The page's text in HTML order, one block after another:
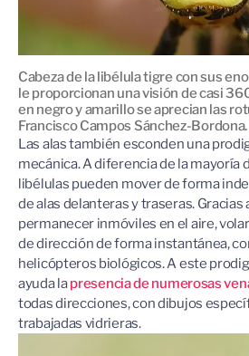
Cabeza de la libélula tigre con sus
le proporcionan una visión de casi
en negro y amarillo se aprecian las
Francisco Campos Sánchez-Bordona.
Las alas también esconden una
mecánica. A diferencia de la mayoría
libélulas pueden mover de forma
de alas delanteras y traseras. Gracias
permanecer inmóviles en el aire,
de dirección de forma instantánea,
helicópteros biológicos. A este
ayuda lapresencia de numerosas
todas direcciones, con dibujos
trabajadas vidrieras.